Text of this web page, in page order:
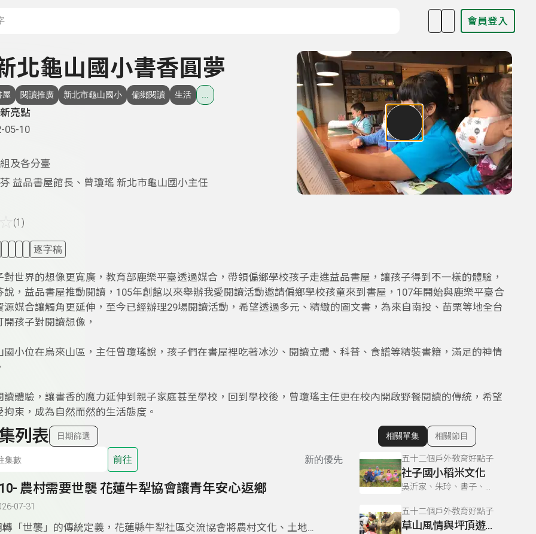
會員登入
北龜山國小書香圓夢
屋 閱讀推廣 新北市龜山國小 偏鄉閱讀 生活
亮點
05-10
及各分臺
益品書屋館長、曾瓊瑤 新北市龜山國小主任
(1)
逐字稿
對世界的想像更寬廣，教育部鹿樂平臺透過媒合，帶領偏鄉學校孩子走進益品書屋，讓孩子得到不一樣的體驗，
說，益品書屋推動閱讀，105年創館以來舉辦我愛閱讀活動邀請偏鄉學校孩童來到書屋，107年開始與鹿樂平臺合
源媒合讓觸角更延伸，至今已經辦理29場閱讀活動，希望透過多元、精緻的圖文書，為來自南投、苗栗等地全台
孩子對閱讀想像，
國小位在烏來山區，主任曾瓊瑤說，孩子們在書屋裡吃著冰沙、閱讀立體、科普、食譜等精裝書籍，滿足的神情
讀體驗，讓書香的魔力延伸到親子家庭甚至學校，回到學校後，曾瓊瑤主任更在校內開啟野餐閱讀的傳統，希望
拘束，成為自然而然的生活態度。
列表 日期篩選
前往 新的優先
農村需要世襲 花蓮牛犁協會讓青年安心返鄉
07-31
轉「世襲」的傳統定義，花蓮縣牛犁社區交流協會將農村文化、土地情
顯示相關單集
相關單集 相關節目
五十二個戶外教育好點子
社子國小稻米文化
吳沂家、朱玲、書子、巫巴克、書勤
五十二個戶外教育好點子
草山風情與坪頂遊學